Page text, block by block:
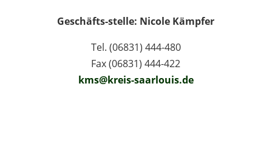
Geschäfts-stelle: Nicole Kämpfer
Tel. (06831) 444-480
Fax (06831) 444-422
kms@kreis-saarlouis.de